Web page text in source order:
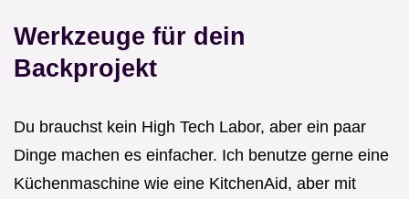
Werkzeuge für dein
Backprojekt
Du brauchst kein High Tech Labor, aber ein paar
Dinge machen es einfacher. Ich benutze gerne eine
Küchenmaschine wie eine KitchenAid, aber mit